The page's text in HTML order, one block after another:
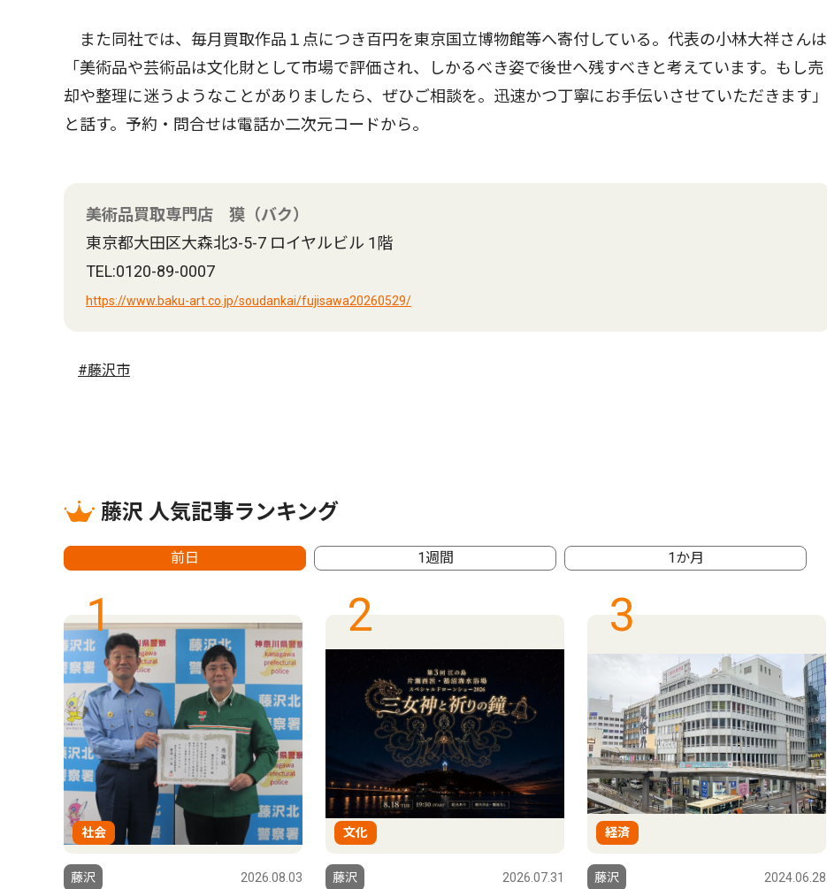
また同社では、毎月買取作品１点につき百円を東京国立博物館等へ寄付している。代表の小林大祥さんは
「美術品や芸術品は文化財として市場で評価され、しかるべき姿で後世へ残すべきと考えています。もし売
却や整理に迷うようなことがありましたら、ぜひご相談を。迅速かつ丁寧にお手伝いさせていただきます」
と話す。予約・問合せは電話か二次元コードから。
美術品買取専門店 獏（バク）
東京都大田区大森北3-5-7 ロイヤルビル 1階
TEL:0120-89-0007
https://www.baku-art.co.jp/soudankai/fujisawa20260529/
#藤沢市
藤沢 人気記事ランキング
前日 1週間 1か月
1
社会
藤沢 2026.08.03
2
文化
藤沢 2026.07.31
3
経済
藤沢 2024.06.28